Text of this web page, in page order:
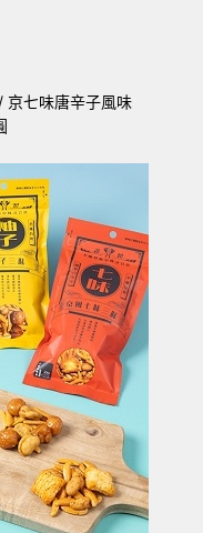
京七味唐辛子風味